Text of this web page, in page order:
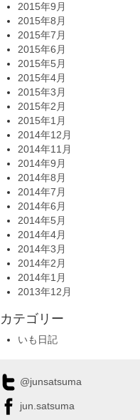
2015年9月
2015年8月
2015年7月
2015年6月
2015年5月
2015年4月
2015年3月
2015年2月
2015年1月
2014年12月
2014年11月
2014年9月
2014年8月
2014年7月
2014年6月
2014年5月
2014年4月
2014年3月
2014年2月
2014年1月
2013年12月
カテゴリー
いも日記
@junsatsuma
jun.satsuma